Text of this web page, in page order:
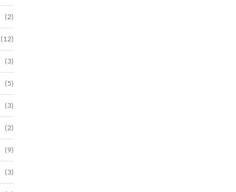
(2)
(12)
(3)
(5)
(3)
(2)
(9)
(3)